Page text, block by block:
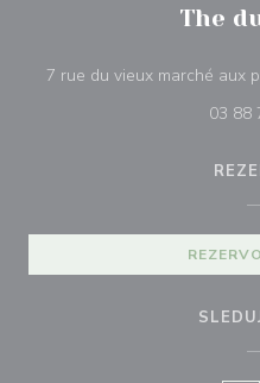
The
7 rue du vieux marché aux
03 88